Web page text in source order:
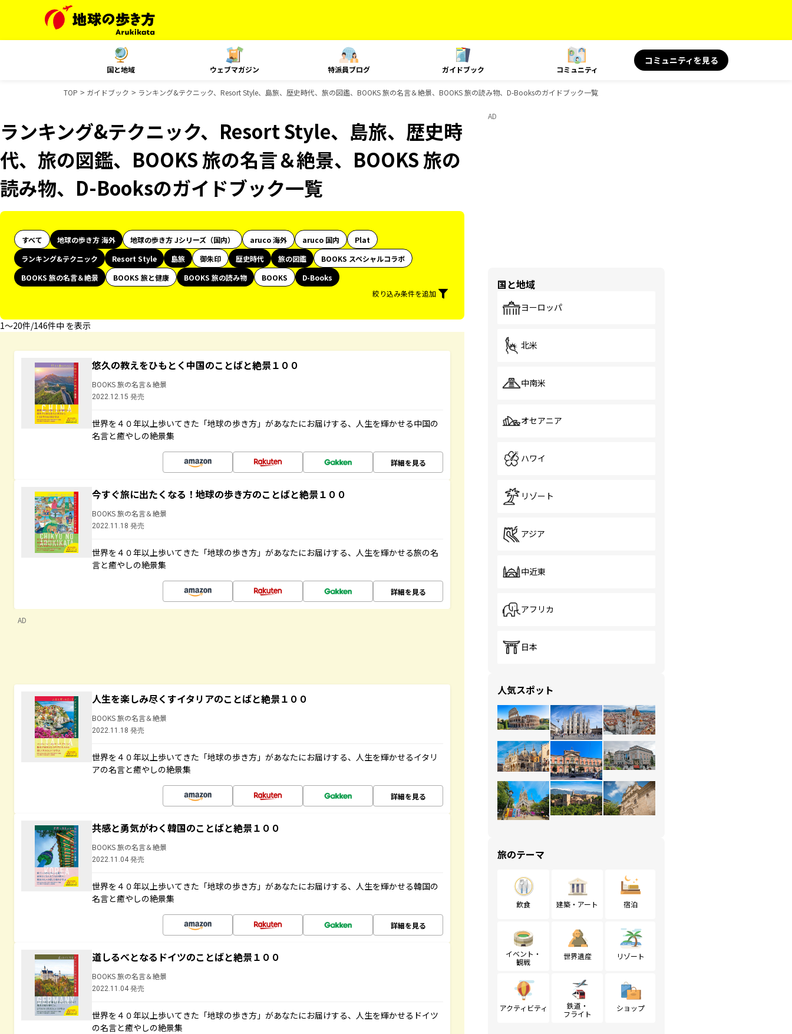
国と地域 ウェブマガジン 特派員ブログ ガイドブック コミュニティ
コミュニティを見る
TOP ガイドブック ランキング&テクニック、Resort Style、島旅、歴史時代、旅の図鑑、BOOKS 旅の名言＆絶景、BOOKS 旅の読み物、D-Booksのガイドブック一覧
ランキング&テクニック、Resort Style、島旅、歴史時
代、旅の図鑑、BOOKS 旅の名言＆絶景、BOOKS 旅の
読み物、D-Booksのガイドブック一覧
すべて 地球の歩き方 海外 地球の歩き方 Jシリーズ（国内） aruco 海外 aruco 国内
Plat
ランキング&テクニック
Resort Style 島旅 御朱印 歴史時代 旅の図鑑
BOOKS スペシャルコラボ
BOOKS 旅の名言＆絶景
BOOKS 旅と健康 BOOKS 旅の読み物 BOOKS
D-Books
絞り込み条件を追加
1〜20件/146件中 を表示
悠久の教えをひもとく中国のことばと絶景１００
BOOKS 旅の名言＆絶景
2022.12.15 発売
世界を４０年以上歩いてきた「地球の歩き方」があなたにお届けする、人生を輝かせる中国の
名言と癒やしの絶景集
詳細を見る
今すぐ旅に出たくなる！地球の歩き方のことばと絶景１００
BOOKS 旅の名言＆絶景
2022.11.18 発売
世界を４０年以上歩いてきた「地球の歩き方」があなたにお届けする、人生を輝かせる旅の名
言と癒やしの絶景集
詳細を見る
AD
人生を楽しみ尽くすイタリアのことばと絶景１００
BOOKS 旅の名言＆絶景
2022.11.18 発売
世界を４０年以上歩いてきた「地球の歩き方」があなたにお届けする、人生を輝かせるイタリ
アの名言と癒やしの絶景集
詳細を見る
共感と勇気がわく韓国のことばと絶景１００
BOOKS 旅の名言＆絶景
2022.11.04 発売
世界を４０年以上歩いてきた「地球の歩き方」があなたにお届けする、人生を輝かせる韓国の
名言と癒やしの絶景集
詳細を見る
道しるべとなるドイツのことばと絶景１００
BOOKS 旅の名言＆絶景
2022.11.04 発売
世界を４０年以上歩いてきた「地球の歩き方」があなたにお届けする、人生を輝かせるドイツ
の名言と癒やしの絶景集
AD
国と地域
ヨーロッパ
北米
中南米
オセアニア
ハワイ
リゾート
アジア
中近東
アフリカ
日本
人気スポット
旅のテーマ
飲食 建築・アート 宿泊
イベント・
観戦
世界遺産 リゾート
アクティビティ
鉄道・
フライト
ショップ